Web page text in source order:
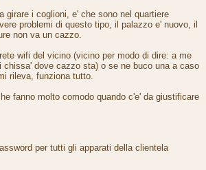
girare i coglioni, e' che sono nel quartiere
problemi di questo tipo, il palazzo e' nuovo, il
non va un cazzo.
wifi del vicino (vicino per modo di dire: a me
chissa' dove cazzo sta) o se ne buco una a caso
rileva, funziona tutto.
fanno molto comodo quando c'e' da giustificare
per tutti gli apparati della clientela